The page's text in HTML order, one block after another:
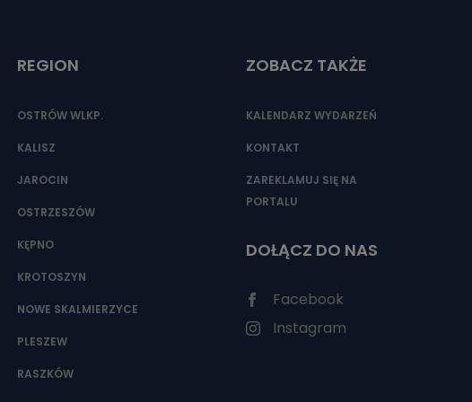
REGION
OSTRÓW WLKP.
KALISZ
JAROCIN
OSTRZESZÓW
KĘPNO
KROTOSZYN
NOWE SKALMIERZYCE
PLESZEW
RASZKÓW
ZOBACZ TAKŻE
KALENDARZ WYDARZEŃ
KONTAKT
ZAREKLAMUJ SIĘ NA
PORTALU
DOŁĄCZ DO NAS
Facebook
Instagram